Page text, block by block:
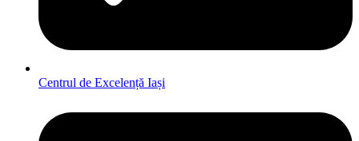
Centrul de Excelență Iași